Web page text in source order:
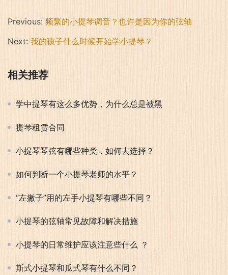
Previous: 频繁的小提琴调音？也许是因为你的弦轴
Next: 我的孩子什么时候开始学小提琴？
相关推荐
学中提琴有这么多优势，为什么总是被黑
提琴租赁合同
小提琴琴弦有哪些种类，如何去选择？
如何判断一个小提琴老师的水平？
“左撇子”用的左手小提琴有哪些不同？
小提琴的弦轴常见故障和解决措施
小提琴的日常维护应该注意些什么 ？
斯式小提琴和瓜式琴有什么不同？